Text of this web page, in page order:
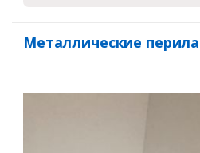
Металлические